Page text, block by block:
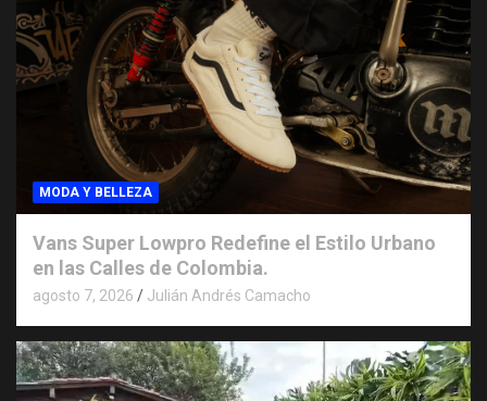
MODA Y BELLEZA
Vans Super Lowpro Redefine el Estilo Urbano
en las Calles de Colombia.
agosto 7, 2026 Julián Andrés Camacho